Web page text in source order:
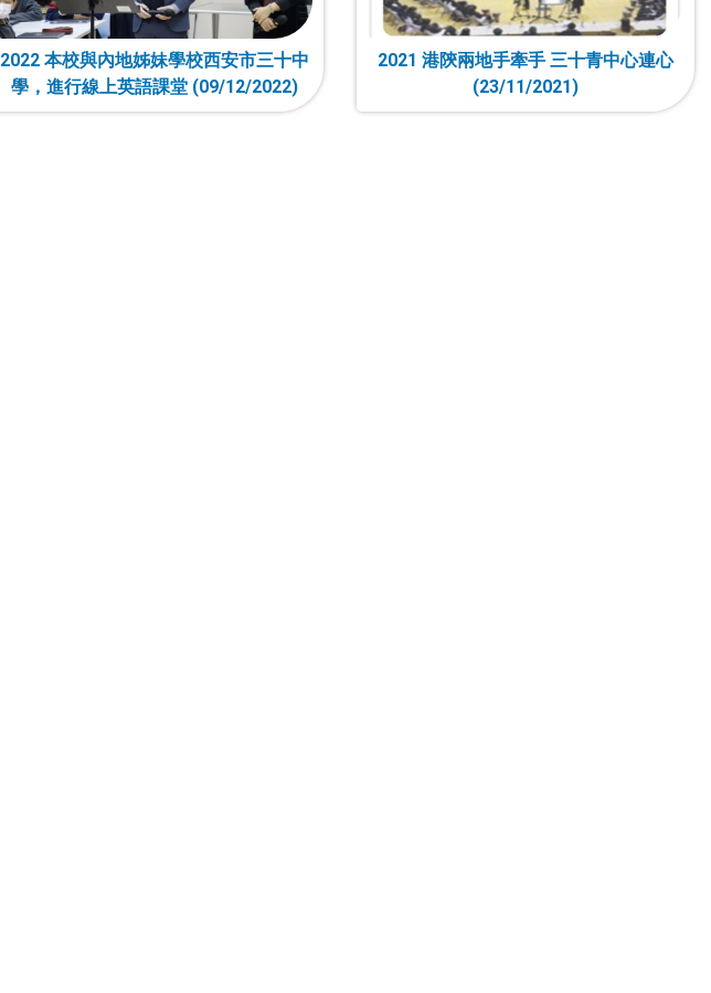
2022 本校與內地姊妹學校西安市三十中
學，進行線上英語課堂 (09/12/2022)
2021 港陝兩地手牽手 三十青中心連心
(23/11/2021)